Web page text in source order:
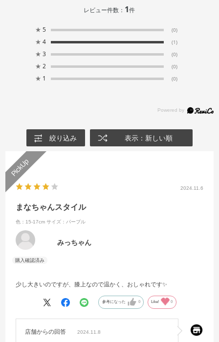
レビュー件数： 1件
★ 5 (0)
★ 4 (1)
★ 3 (0)
★ 2 (0)
★ 1 (0)
絞り込み 表示：新しい順
2024.11.6
まなちゃんスタイル
色：15-17cm サイズ：パープル
みっちゃん
少し大きいのですが、膝上なので温かく、おしゃれです✨
参考になった 0 Like! 0
店舗からの回答 2024.11.8